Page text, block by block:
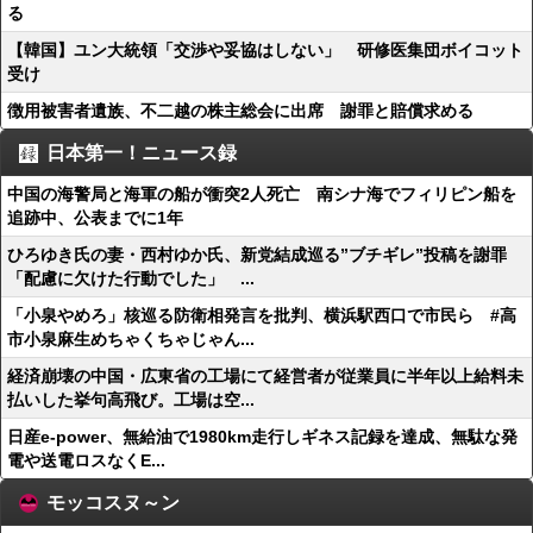
る
【韓国】ユン大統領「交渉や妥協はしない」 研修医集団ボイコット
受け
徴用被害者遺族、不二越の株主総会に出席 謝罪と賠償求める
日本第一！ニュース録
中国の海警局と海軍の船が衝突2人死亡 南シナ海でフィリピン船を
追跡中、公表までに1年
ひろゆき氏の妻・西村ゆか氏、新党結成巡る”ブチギレ”投稿を謝罪
「配慮に欠けた行動でした」 ...
「小泉やめろ」核巡る防衛相発言を批判、横浜駅西口で市民ら #高
市小泉麻生めちゃくちゃじゃん...
経済崩壊の中国・広東省の工場にて経営者が従業員に半年以上給料未
払いした挙句高飛び。工場は空...
日産e-power、無給油で1980km走行しギネス記録を達成、無駄な発
電や送電ロスなくE...
モッコスヌ～ン